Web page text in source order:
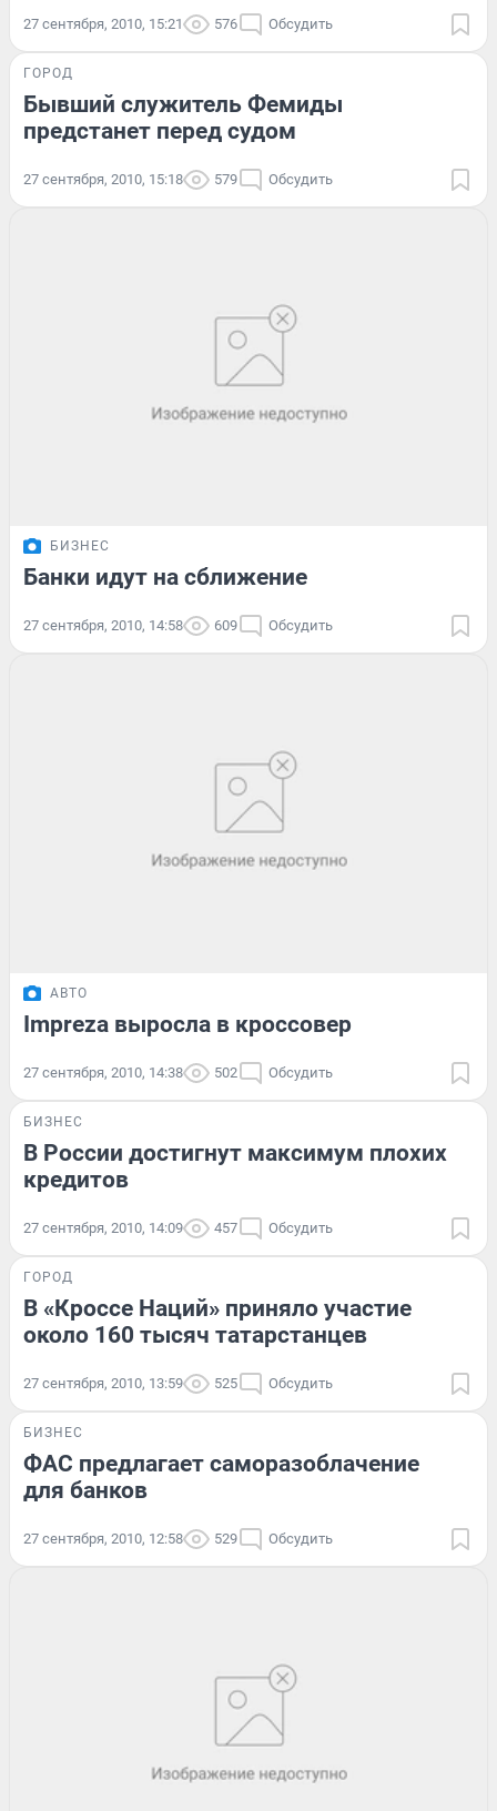
27 сентября, 2010, 15:21 576 Обсудить
ГОРОД
Бывший служитель Фемиды
предстанет перед судом
27 сентября, 2010, 15:18 579 Обсудить
БИЗНЕС
Банки идут на сближение
27 сентября, 2010, 14:58 609 Обсудить
АВТО
Impreza выросла в кроссовер
27 сентября, 2010, 14:38 502 Обсудить
БИЗНЕС
В России достигнут максимум плохих
кредитов
27 сентября, 2010, 14:09 457 Обсудить
ГОРОД
В «Кроссе Наций» приняло участие
около 160 тысяч татарстанцев
27 сентября, 2010, 13:59 525 Обсудить
БИЗНЕС
ФАС предлагает саморазоблачение
для банков
27 сентября, 2010, 12:58 529 Обсудить